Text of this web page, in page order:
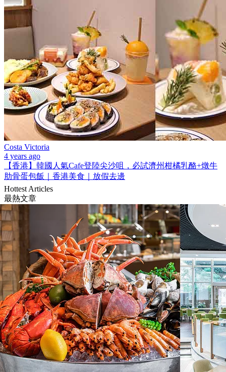
Costa Victoria
4 years ago
【香港】韓國人氣Cafe登陸尖沙咀，必試濟州柑橘乳酪+燉牛
肋骨蛋包飯｜香港美食｜放假去邊
Hottest Articles
最熱文章